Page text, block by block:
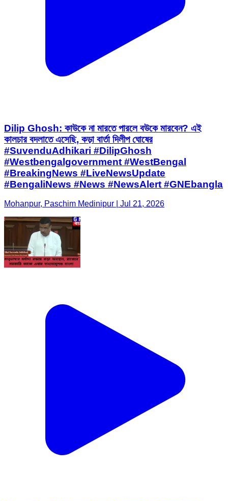
Dilip Ghosh: কাউকে না মারতে পারলে বউকে মারবেন? এই
কালচার বদলাতে এসেছি, কড়া বার্তা দিলীপ ঘোষের
#SuvenduAdhikari #DilipGhosh
#Westbengalgovernment #WestBengal
#BreakingNews #LiveNewsUpdate
#BengaliNews #News #NewsAlert #GNEbangla
Mohanpur, Paschim Medinipur | Jul 21, 2026